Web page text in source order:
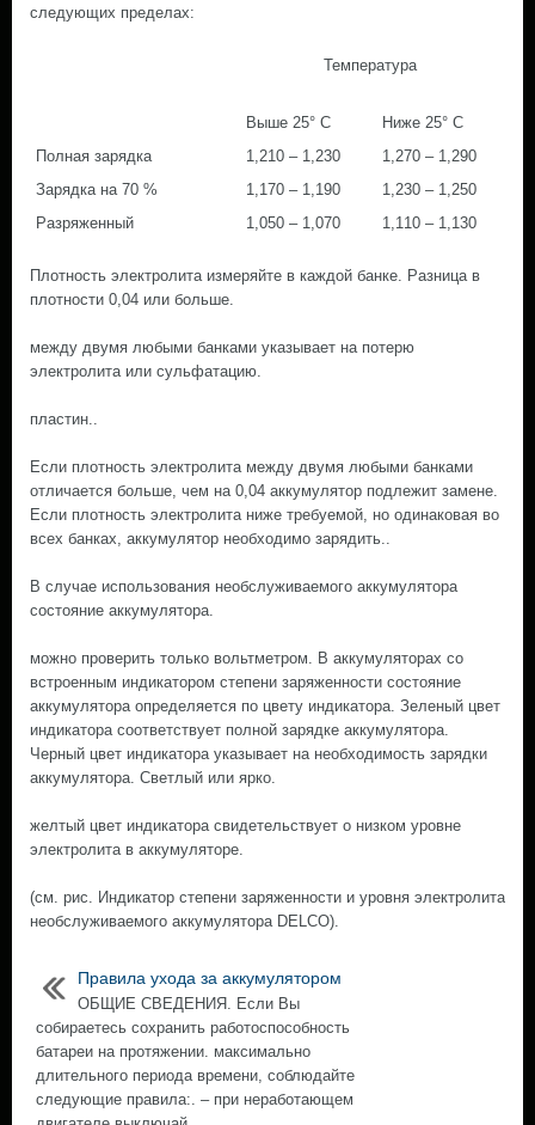
следующих пределах:
Температура
Выше 25° С
Ниже 25° С
Полная зарядка
1,210 – 1,230
1,270 – 1,290
Зарядка на 70 %
1,170 – 1,190
1,230 – 1,250
Разряженный
1,050 – 1,070 1,110 – 1,130
Плотность электролита измеряйте в каждой банке. Разница в
плотности 0,04 или больше.
между двумя любыми банками указывает на потерю
электролита или сульфатацию.
пластин..
Если плотность электролита между двумя любыми банками
отличается больше, чем на 0,04 аккумулятор подлежит замене.
Если плотность электролита ниже требуемой, но одинаковая во
всех банках, аккумулятор необходимо зарядить..
В случае использования необслуживаемого аккумулятора
состояние аккумулятора.
можно проверить только вольтметром. В аккумуляторах со
встроенным индикатором степени заряженности состояние
аккумулятора определяется по цвету индикатора. Зеленый цвет
индикатора соответствует полной зарядке аккумулятора.
Черный цвет индикатора указывает на необходимость зарядки
аккумулятора. Светлый или ярко.
желтый цвет индикатора свидетельствует о низком уровне
электролита в аккумуляторе.
(см. рис. Индикатор степени заряженности и уровня электролита
необслуживаемого аккумулятора DELCO).
Правила ухода за аккумулятором
ОБЩИЕ СВЕДЕНИЯ. Если Вы
собираетесь сохранить работоспособность
батареи на протяжении. максимально
длительного периода времени, соблюдайте
следующие правила:. – при неработающем